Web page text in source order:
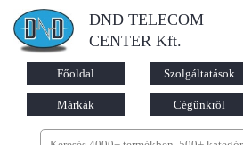
DND TELECOM
CENTER Kft.
Főoldal Szolgáltatások
Márkák Cégünkről